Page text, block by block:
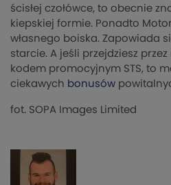
ścisłej czołówce, to obecnie
kiepskiej formie. Ponadto
własnego boiska. Zapowiada
starcie. A jeśli przejdziesz
kodem promocyjnym STS, to
ciekawych bonusów
fot. SOPA Images Limited